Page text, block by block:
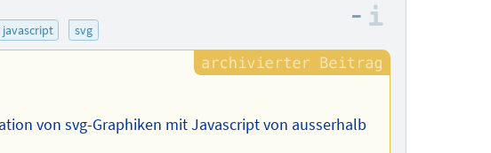
javascript svg
–
von svg-Graphiken mit Javascript von ausserhalb